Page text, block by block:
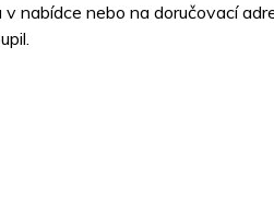
v nabídce nebo na doručovací